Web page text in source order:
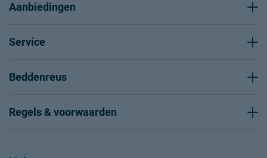
Aanbiedingen
Service
Beddenreus
Regels & voorwaarden